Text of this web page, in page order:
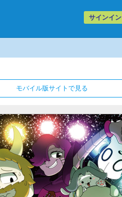
サインイン
モバイル版サイトで見る